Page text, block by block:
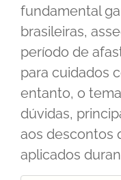
fundamental
brasileiras,
período de
para cuidados
entanto, o
dúvidas,
aos descontos
aplicados